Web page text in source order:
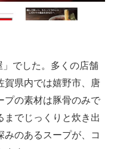
でした。多くの店舗
賀県内では嬉野市、唐
プの素材は豚骨のみで
までじっくりと炊き出
のあるスープが、コ